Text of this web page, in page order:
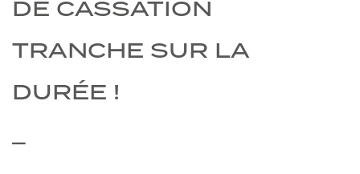
DE CASSATION
TRANCHE SUR LA
DURÉE !
_